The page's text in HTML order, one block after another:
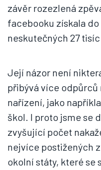
závěr rozezlená
facebooku získala
neskutečných 27
Její názor není
přibývá více
nařízení, jako
škol. I proto jsme se
zvyšující počet
nejvíce postižených
okolní státy, které se